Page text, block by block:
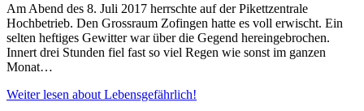
Am Abend des 8. Juli 2017 herrschte auf der Pikettzentrale
Hochbetrieb. Den Grossraum Zofingen hatte es voll erwischt. Ein
selten heftiges Gewitter war über die Gegend hereingebrochen.
Innert drei Stunden fiel fast so viel Regen wie sonst im ganzen
Monat…
Weiter lesen about Lebensgefährlich!